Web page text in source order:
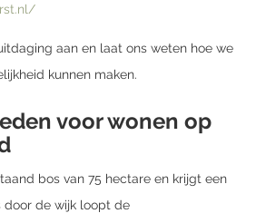
aan en laat ons weten hoe we
kunnen maken.
voor wonen op
bos van 75 hectare en krijgt een
door de wijk loopt de